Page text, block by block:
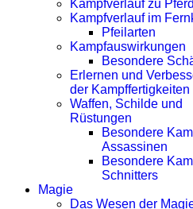
Kampfverlauf zu Pferd
Kampfverlauf im
Pfeilarten
Kampfauswirkungen
Besondere
Erlernen und
der Kampffertigkeiten
Waffen, Schilde und
Rüstungen
Besondere
Assassinen
Besondere
Schnitters
Magie
Das Wesen der